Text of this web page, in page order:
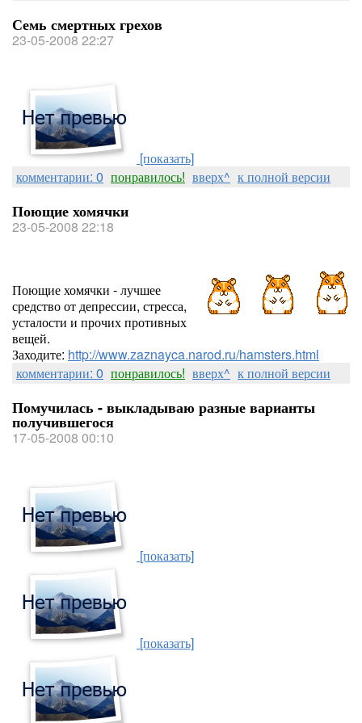
Семь смертных грехов
23-05-2008 22:27
[показать]
комментарии: 0 понравилось! вверх^ к полной версии
Поющие хомячки
23-05-2008 22:18
Поющие хомячки - лучшее
средство от депрессии, стресса,
усталости и прочих противных
вещей.
Заходите: http://www.zaznayca.narod.ru/hamsters.html
комментарии: 0 понравилось! вверх^ к полной версии
Помучилась - выкладываю разные варианты
получившегося
17-05-2008 00:10
[показать]
[показать]